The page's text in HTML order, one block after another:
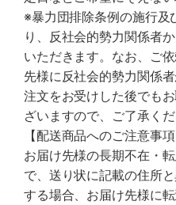
※暴力団排除条例の施行及
り、反社会的勢力関係者
いただきます。なお、ご
先様に反社会的勢力関係
注文をお受けした後でも
ざいますので、ご了承くだ
【配送商品へのご注意事項
お届け先様の長期不在・
で、送り状に記載の住所
する場合、お届け先様に